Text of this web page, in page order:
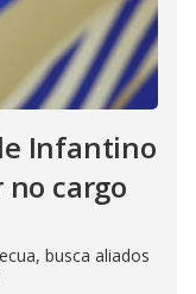
Infantino
cargo
busca aliados